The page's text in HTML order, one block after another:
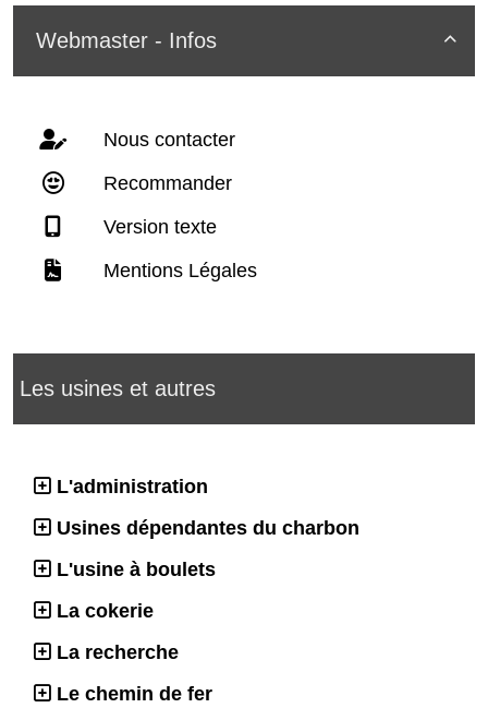

Webmaster - Infos
Nous contacter
Recommander
Version texte
Mentions Légales
Les usines et autres
L'administration
Usines dépendantes du charbon
L'usine à boulets
La cokerie
La recherche
Le chemin de fer